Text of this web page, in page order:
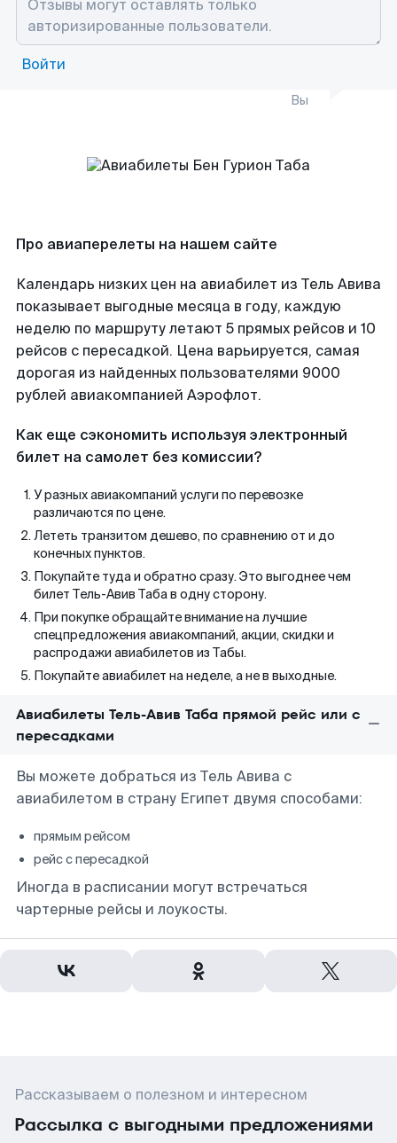
Войти
Вы
Про авиаперелеты на нашем сайте
Календарь низких цен на авиабилет из Тель Авива
показывает выгодные месяца в году, каждую
неделю по маршруту летают 5 прямых рейсов и 10
рейсов с пересадкой. Цена варьируется, самая
дорогая из найденных пользователями 9000
рублей авиакомпанией Аэрофлот.
Как еще сэкономить используя электронный
билет на самолет без комиссии?
У разных авиакомпаний услуги по перевозке
различаются по цене.
Лететь транзитом дешево, по сравнению от и до
конечных пунктов.
Покупайте туда и обратно сразу. Это выгоднее чем
билет Тель-Авив Таба в одну сторону.
При покупке обращайте внимание на лучшие
спецпредложения авиакомпаний, акции, скидки и
распродажи авиабилетов из Табы.
Покупайте авиабилет на неделе, а не в выходные.
Авиабилеты Тель-Авив Таба прямой рейс или с
пересадками
Вы можете добраться из Тель Авива с
авиабилетом в страну Египет двумя способами:
прямым рейсом
рейс с пересадкой
Иногда в расписании могут встречаться
чартерные рейсы и лоукосты.
Рассказываем о полезном и интересном
Рассылка с выгодными предложениями